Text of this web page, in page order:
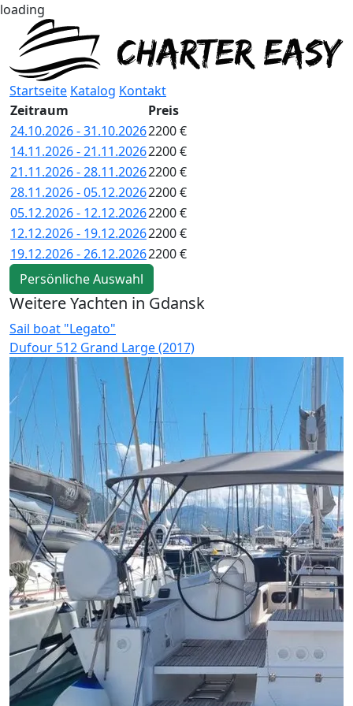
loading
Startseite Katalog Kontakt
Zeitraum
Preis
24.10.2026 - 31.10.20262200 €
14.11.2026 - 21.11.20262200 €
21.11.2026 - 28.11.20262200 €
28.11.2026 - 05.12.20262200 €
05.12.2026 - 12.12.20262200 €
12.12.2026 - 19.12.20262200 €
19.12.2026 - 26.12.20262200 €
Persönliche Auswahl
Weitere Yachten in Gdansk
Sail boat "Legato"
Dufour 512 Grand Large (2017)